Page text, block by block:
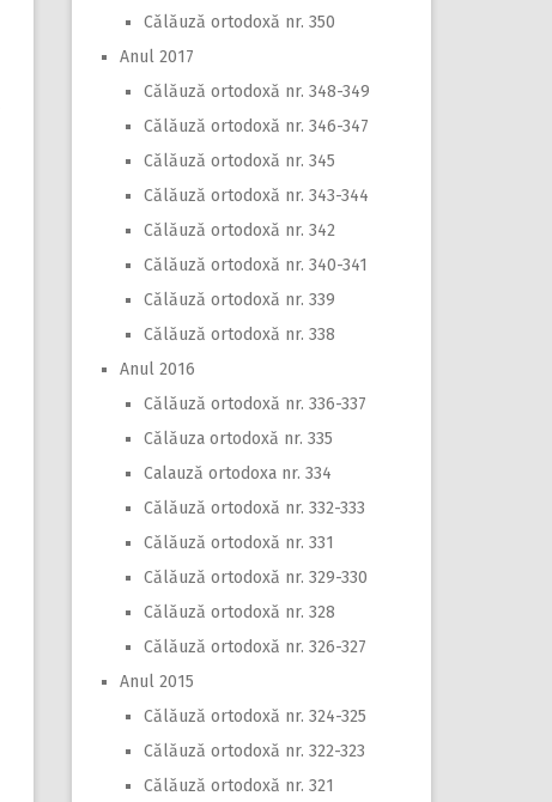
Călăuză ortodoxă nr. 350
Anul 2017
Călăuză ortodoxă nr. 348-349
Călăuză ortodoxă nr. 346-347
Călăuză ortodoxă nr. 345
Călăuză ortodoxă nr. 343-344
Călăuză ortodoxă nr. 342
Călăuză ortodoxă nr. 340-341
Călăuză ortodoxă nr. 339
Călăuză ortodoxă nr. 338
Anul 2016
Călăuză ortodoxă nr. 336-337
Călăuza ortodoxă nr. 335
Calauză ortodoxa nr. 334
Călăuză ortodoxă nr. 332-333
Călăuză ortodoxă nr. 331
Călăuză ortodoxă nr. 329-330
Călăuză ortodoxă nr. 328
Călăuză ortodoxă nr. 326-327
Anul 2015
Călăuză ortodoxă nr. 324-325
Călăuză ortodoxă nr. 322-323
Călăuză ortodoxă nr. 321